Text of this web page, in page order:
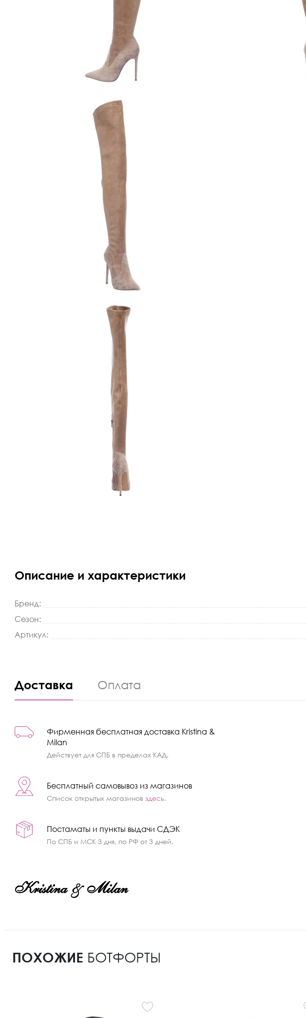
Описание и характеристики
Бренд:
Сезон:
Артикул:
Доставка Оплата
Фирменная бесплатная доставка Kristina &
Milan
Действует для СПБ в пределах КАД.
Бесплатный самовывоз из магазинов
Список открытых магазиновздесь.
Постаматы и пункты выдачи СДЭК
По СПБ и МСК 3 дня, по РФ от 3 дней.
ПОХОЖИЕ БОТФОРТЫ